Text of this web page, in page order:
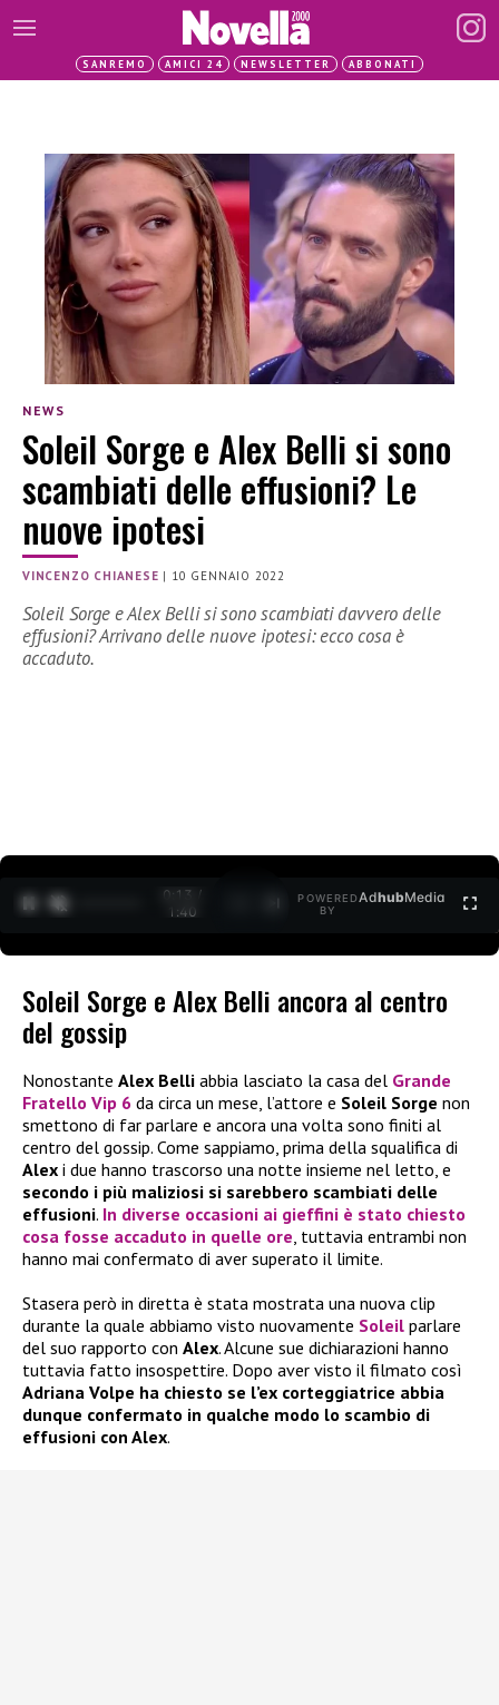
SANREMO AMICI 24 NEWSLETTER ABBONATI
NEWS
Soleil Sorge e Alex Belli si sono
scambiati delle effusioni? Le
nuove ipotesi
VINCENZO CHIANESE | 10 GENNAIO 2022
Soleil Sorge e Alex Belli si sono scambiati davvero delle
effusioni? Arrivano delle nuove ipotesi: ecco cosa è
accaduto.
0:15 /
1:40
POWERED
BY
AdhubMedia
Soleil Sorge e Alex Belli ancora al centro
del gossip
Nonostante Alex Belli abbia lasciato la casa del Grande
Fratello Vip 6 da circa un mese, l’attore e Soleil Sorge non
smettono di far parlare e ancora una volta sono finiti al
centro del gossip. Come sappiamo, prima della squalifica di
Alex i due hanno trascorso una notte insieme nel letto, e
secondo i più maliziosi si sarebbero scambiati delle
effusioni. In diverse occasioni ai gieffini è stato chiesto
cosa fosse accaduto in quelle ore, tuttavia entrambi non
hanno mai confermato di aver superato il limite.
Stasera però in diretta è stata mostrata una nuova clip
durante la quale abbiamo visto nuovamente Soleil parlare
del suo rapporto con Alex. Alcune sue dichiarazioni hanno
tuttavia fatto insospettire. Dopo aver visto il filmato così
Adriana Volpe ha chiesto se l’ex corteggiatrice abbia
dunque confermato in qualche modo lo scambio di
effusioni con Alex.